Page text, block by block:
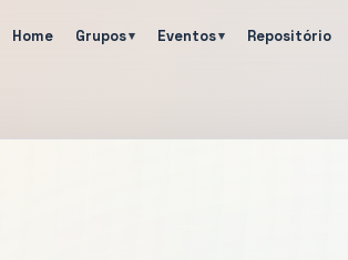
Home Grupos Eventos Repositório